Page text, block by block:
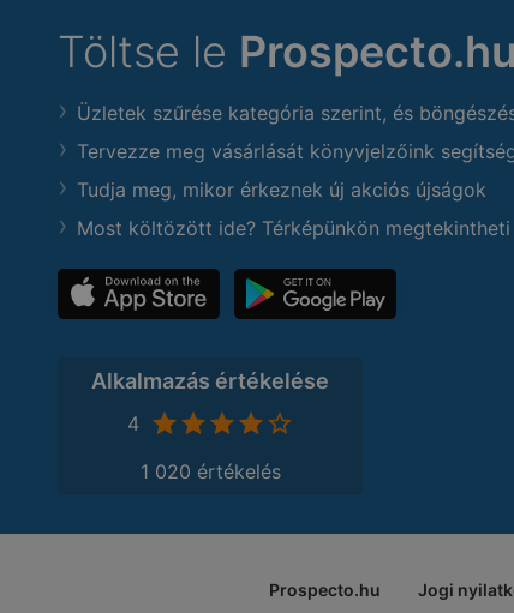
Töltse le Prospecto.hu
Üzletek szűrése kategória szerint, és
Tervezze meg vásárlását könyvjelzőink
Tudja meg, mikor érkeznek új akciós újságok
Most költözött ide? Térképünkön
Alkalmazás értékelése
4
1 020 értékelés
Prospecto.hu Jogi